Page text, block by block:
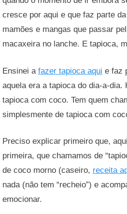
cresce por aqui e que faz parte
mamões e mangas que passar
macaxeira no lanche. E tapioca,
Ensinei a fazer tapioca aqui e faz
aquela era a tapioca do dia-a-
tapioca com coco. Tem quem
simplesmente de tapioca com
Preciso explicar primeiro que,
primeira, que chamamos de
de coco morno (caseiro, receita
nada (não tem “recheio”) e
emocionar.